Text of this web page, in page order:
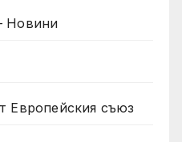
Новини
Европейския съюз